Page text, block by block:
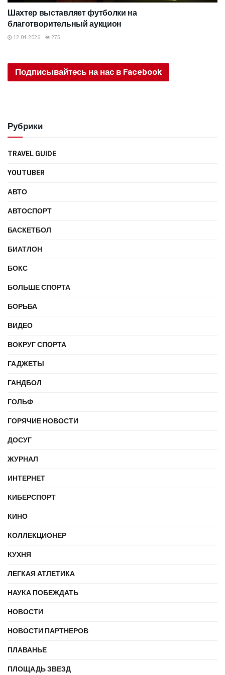
Шахтер выставляет футболки на
благотворительный аукцион
12.04.2026 275
Подписывайтесь на нас в Facebook
Рубрики
TRAVEL GUIDE
YOUTUBER
АВТО
АВТОСПОРТ
БАСКЕТБОЛ
БИАТЛОН
БОКС
БОЛЬШЕ СПОРТА
БОРЬБА
ВИДЕО
ВОКРУГ СПОРТА
ГАДЖЕТЫ
ГАНДБОЛ
ГОЛЬФ
ГОРЯЧИЕ НОВОСТИ
ДОСУГ
ЖУРНАЛ
ИНТЕРНЕТ
КИБЕРСПОРТ
КИНО
КОЛЛЕКЦИОНЕР
КУХНЯ
ЛЕГКАЯ АТЛЕТИКА
НАУКА ПОБЕЖДАТЬ
НОВОСТИ
НОВОСТИ ПАРТНЕРОВ
ПЛАВАНЬЕ
ПЛОЩАДЬ ЗВЕЗД